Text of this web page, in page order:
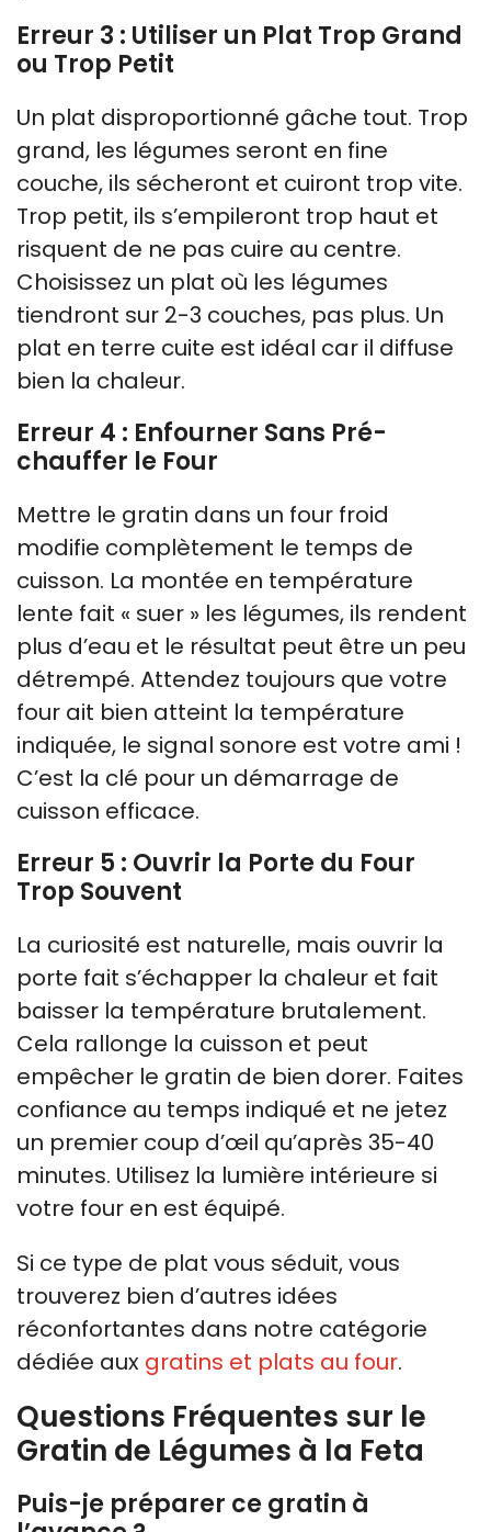
Erreur 3 : Utiliser un Plat Trop Grand
ou Trop Petit
Un plat disproportionné gâche tout. Trop
grand, les légumes seront en fine
couche, ils sécheront et cuiront trop vite.
Trop petit, ils s’empileront trop haut et
risquent de ne pas cuire au centre.
Choisissez un plat où les légumes
tiendront sur 2-3 couches, pas plus. Un
plat en terre cuite est idéal car il diffuse
bien la chaleur.
Erreur 4 : Enfourner Sans Pré-
chauffer le Four
Mettre le gratin dans un four froid
modifie complètement le temps de
cuisson. La montée en température
lente fait « suer » les légumes, ils rendent
plus d’eau et le résultat peut être un peu
détrempé. Attendez toujours que votre
four ait bien atteint la température
indiquée, le signal sonore est votre ami !
C’est la clé pour un démarrage de
cuisson efficace.
Erreur 5 : Ouvrir la Porte du Four
Trop Souvent
La curiosité est naturelle, mais ouvrir la
porte fait s’échapper la chaleur et fait
baisser la température brutalement.
Cela rallonge la cuisson et peut
empêcher le gratin de bien dorer. Faites
confiance au temps indiqué et ne jetez
un premier coup d’œil qu’après 35-40
minutes. Utilisez la lumière intérieure si
votre four en est équipé.
Si ce type de plat vous séduit, vous
trouverez bien d’autres idées
réconfortantes dans notre catégorie
dédiée aux gratins et plats au four.
Questions Fréquentes sur le
Gratin de Légumes à la Feta
Puis-je préparer ce gratin à